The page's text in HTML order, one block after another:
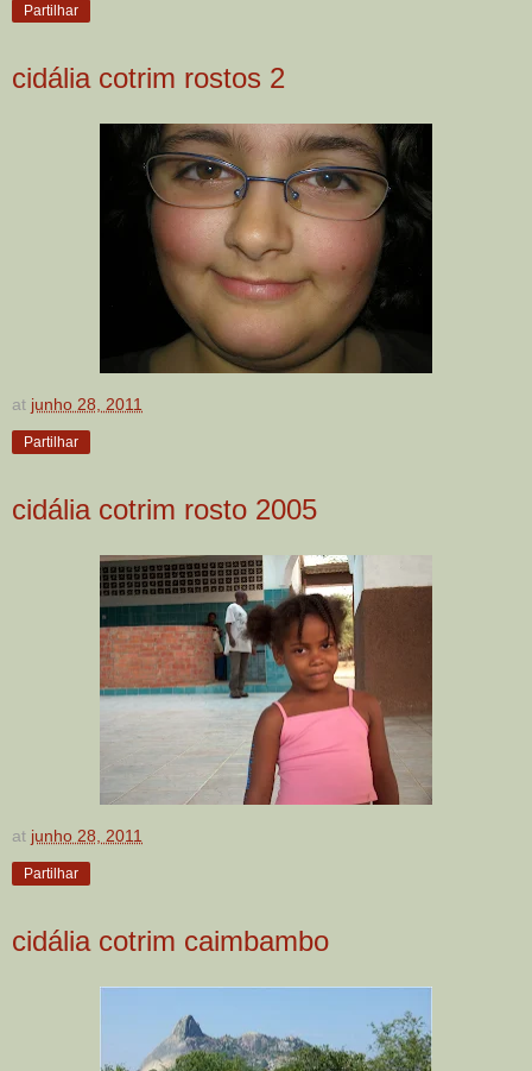
Partilhar
cidália cotrim rostos 2
at junho 28, 2011
Partilhar
cidália cotrim rosto 2005
at junho 28, 2011
Partilhar
cidália cotrim caimbambo